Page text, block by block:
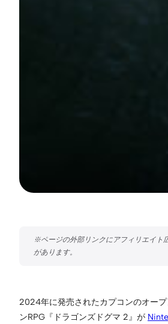
2024年に発売されたカプコンのオー
ンRPG『ドラゴンズドグマ 2』が